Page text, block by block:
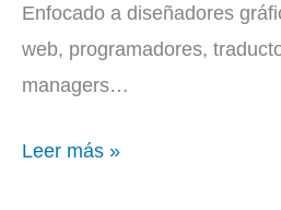
Enfocado a diseñadores
web, programadores,
managers…
Leer más »